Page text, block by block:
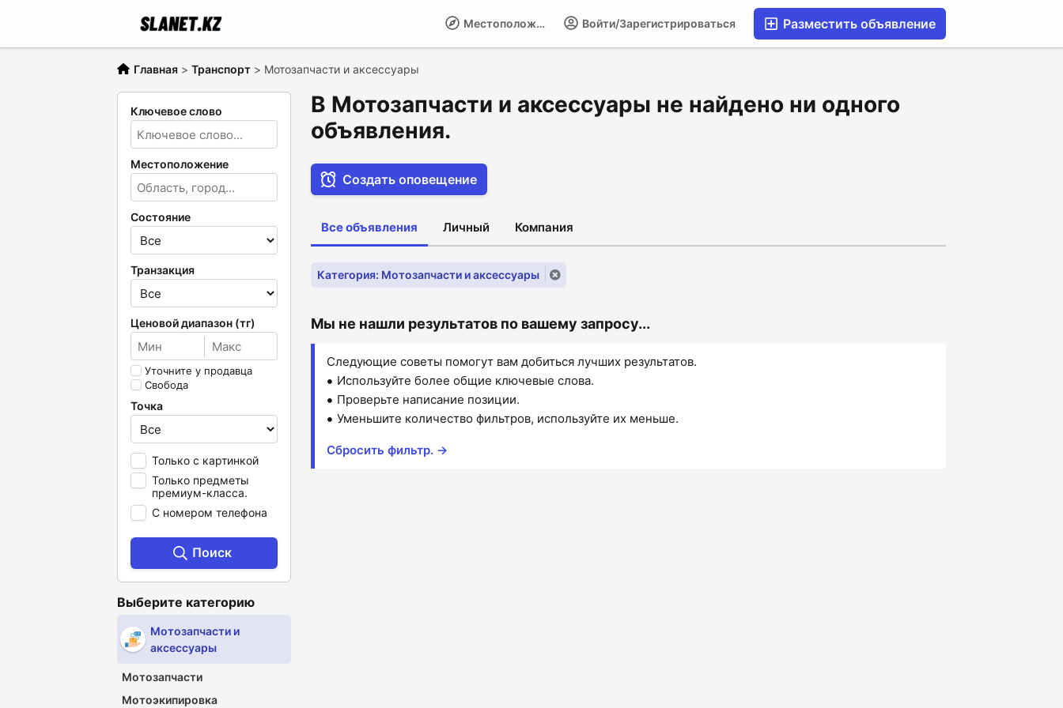
Разместить объявление
Войти/Зарегистрироваться
Местоположение
Главная > Транспорт > Мотозапчасти и аксессуары
Ключевое слово
Местоположение
Состояние
Транзакция
Ценовой диапазон (тг)
Уточните у продавца
Свобода
Точка
Только с картинкой
Только предметы
премиум-класса.
С номером телефона
Поиск
Выберите категорию
Мотозапчасти и
аксессуары
Мотозапчасти
Мотоэкипировка
В Мотозапчасти и аксессуары не найдено ни одного
объявления.
Создать оповещение
Все объявления Личный Компания
Категория: Мотозапчасти и аксессуары
Мы не нашли результатов по вашему запросу...
Следующие советы помогут вам добиться лучших результатов.
Используйте более общие ключевые слова.
Проверьте написание позиции.
Уменьшите количество фильтров, используйте их меньше.
Сбросить фильтр. →